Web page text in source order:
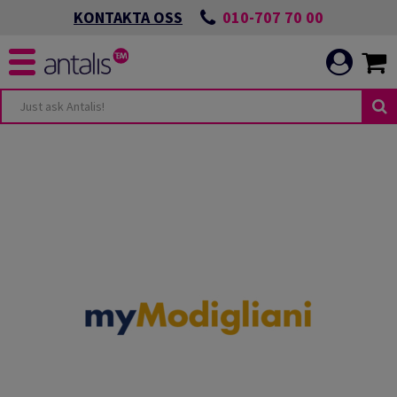
KONTAKTA OSS 010-707 70 00